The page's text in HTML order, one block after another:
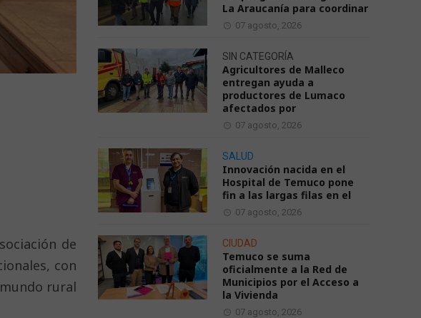
de
con
rural
La Araucanía para coordinar
07 agosto, 2026
SIN CATEGORÍA
Agricultores de Malleco
entregan ayuda a
productores de Lumaco
afectados por
07 agosto, 2026
SALUD
Innovación nacida en el
Hospital de Temuco pone
fin a las largas filas en el
07 agosto, 2026
CIUDAD
Temuco se suma
oficialmente a la Red de
Municipios por el Acceso a
la Vivienda
07 agosto, 2026